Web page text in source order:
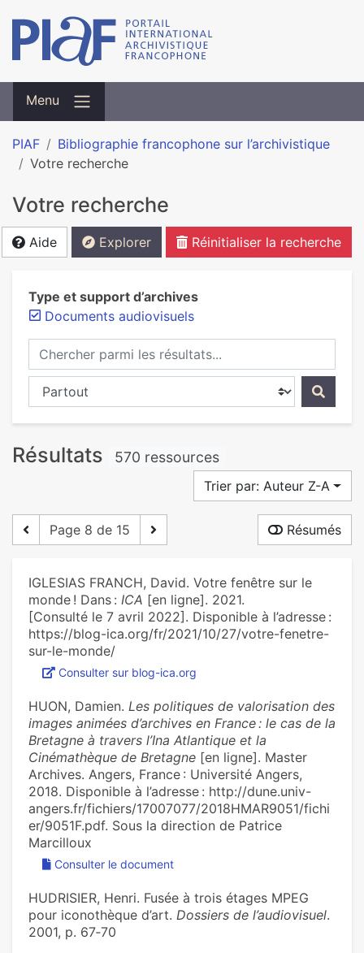
Menu
PIAF
Bibliographie francophone sur l’archivistique
Votre recherche
Votre recherche
Aide Explorer Réinitialiser la recherche
Type et support d’archives
Documents audiovisuels
Chercher parmi les résultats...
Chercher dans...
Résultats 570 ressources
Trier par: Auteur Z-A
Page 8 de 15 Résumés
IGLESIAS FRANCH, David. Votre fenêtre sur le
monde ! Dans : ICA [en ligne]. 2021.
[Consulté le 7 avril 2022]. Disponible à l’adresse :
https://blog-ica.org/fr/2021/10/27/votre-fenetre-
sur-le-monde/
Consulter sur blog-ica.org
HUON, Damien. Les politiques de valorisation des
images animées d’archives en France : le cas de la
Bretagne à travers l’Ina Atlantique et la
Cinémathèque de Bretagne [en ligne]. Master
Archives. Angers, France : Université Angers,
2018. Disponible à l’adresse : http://dune.univ-
angers.fr/fichiers/17007077/2018HMAR9051/fichi
er/9051F.pdf. Sous la direction de Patrice
Marcilloux
Consulter le document
HUDRISIER, Henri. Fusée à trois étages MPEG
pour iconothèque d’art. Dossiers de l’audiovisuel.
2001, p. 67‑70